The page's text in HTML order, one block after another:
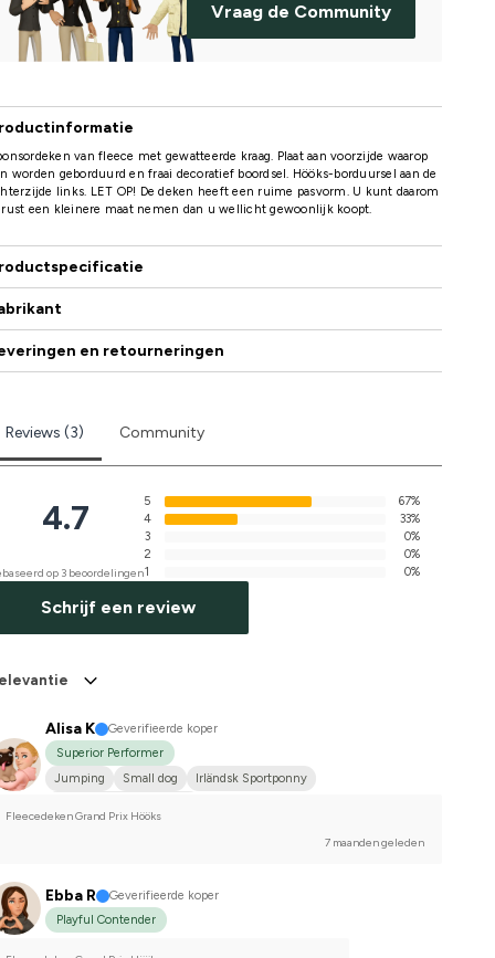
Vraag de Community
van fleece met gewatteerde kraag. Plaat aan voorzijde waarop
worden geborduurd en fraai decoratief boordsel. Hööks-borduursel aan de
links. LET OP! De deken heeft een ruime pasvorm. U kunt daarom
een kleinere maat nemen dan u wellicht gewoonlijk koopt.
en retourneringen
Reviews (3) Community
4.7
op 3 beoordelingen
5
67%
4
33%
3
0%
2
0%
1
0%
Schrijf een review
Alisa K
Geverifieerde koper
Superior Performer
Jumping
Small dog
Irländsk Sportponny
Fleecedeken Grand Prix Hööks
7 maanden geleden
Ebba R
Geverifieerde koper
Playful Contender